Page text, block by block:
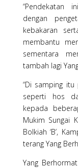
“Pendekatan
dengan
kebakaran
membantu
sementara
tambah lagi
“Di samping
seperti hos
kepada
Mukim Sungai
Bolkiah ‘B’,
terang Yang
Yang